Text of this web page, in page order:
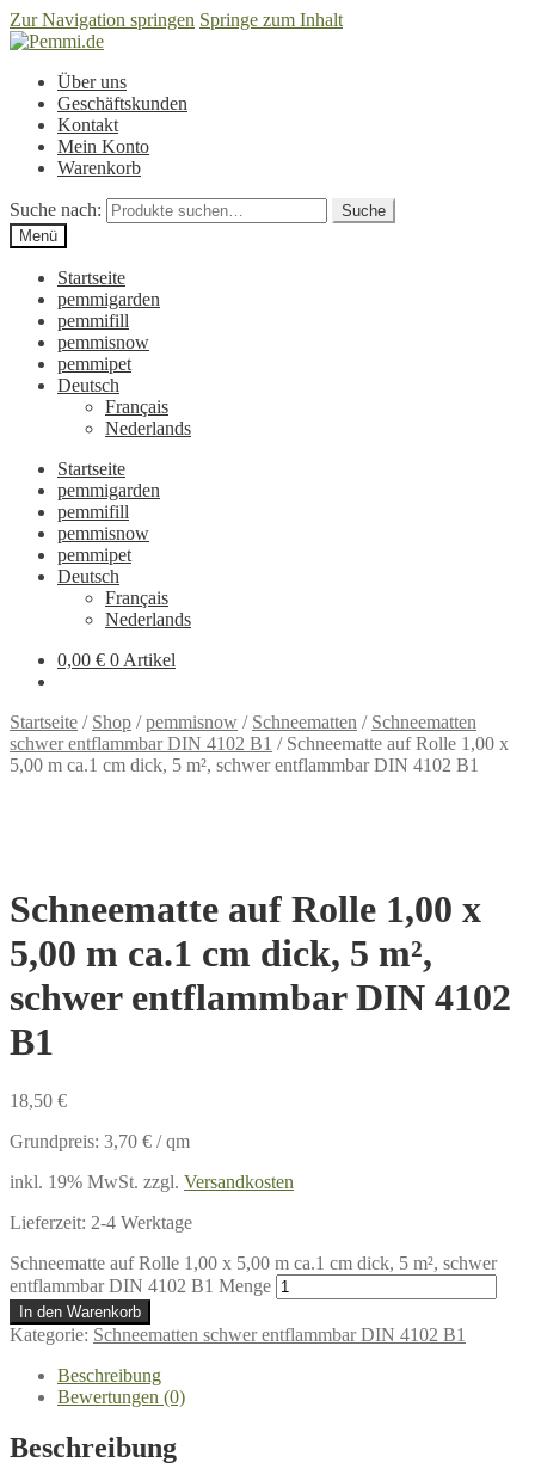
Zur Navigation springen Springe zum Inhalt
Über uns
Geschäftskunden
Kontakt
Mein Konto
Warenkorb
Suche nach:
Suche
Menü
Startseite
pemmigarden
pemmifill
pemmisnow
pemmipet
Deutsch
Français
Nederlands
Startseite
pemmigarden
pemmifill
pemmisnow
pemmipet
Deutsch
Français
Nederlands
0,00 € 0 Artikel
Startseite / Shop /pemmisnow / Schneematten / Schneematten
schwer entflammbar DIN 4102 B1 / Schneematte auf Rolle 1,00 x
5,00 m ca.1 cm dick, 5 m², schwer entflammbar DIN 4102 B1
Schneematte auf Rolle 1,00 x
5,00 m ca.1 cm dick, 5 m²,
schwer entflammbar DIN 4102
B1
18,50 €
Grundpreis: 3,70 € /qm
inkl. 19% MwSt. zzgl. Versandkosten
Lieferzeit: 2-4 Werktage
Schneematte auf Rolle 1,00 x 5,00 m ca.1 cm dick, 5 m², schwer
entflammbar DIN 4102 B1 Menge
In den Warenkorb
Kategorie: Schneematten schwer entflammbar DIN 4102 B1
Beschreibung
Bewertungen (0)
Beschreibung